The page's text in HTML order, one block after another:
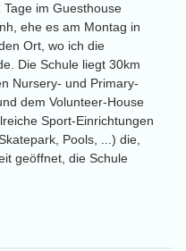
im Guesthouse
ehe es am Montag in
Ort, wo ich die
Die Schule liegt 30km
Nursery- und Primary-
dem Volunteer-House
Sport-Einrichtungen
Pools, ...) die,
geöffnet, die Schule